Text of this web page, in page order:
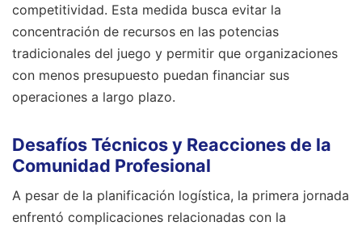
competitividad. Esta medida busca evitar la
concentración de recursos en las potencias
tradicionales del juego y permitir que organizaciones
con menos presupuesto puedan financiar sus
operaciones a largo plazo.
Desafíos Técnicos y Reacciones de la
Comunidad Profesional
A pesar de la planificación logística, la primera jornada
enfrentó complicaciones relacionadas con la